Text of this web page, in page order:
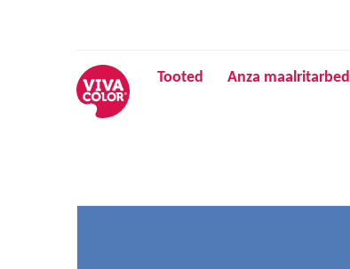
Tooted Anza maalritarbed